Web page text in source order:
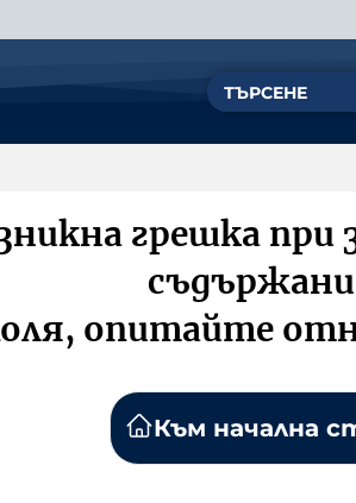
грешка при
опитайте
Към начална